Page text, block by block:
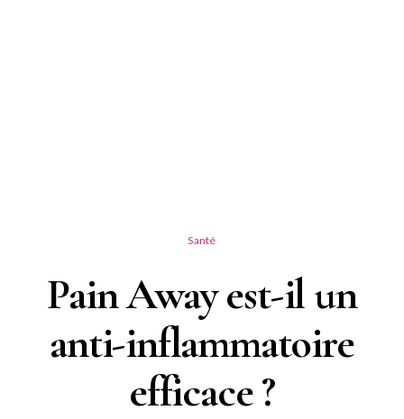
Santé
Pain Away est-il un
anti-inflammatoire
efficace ?